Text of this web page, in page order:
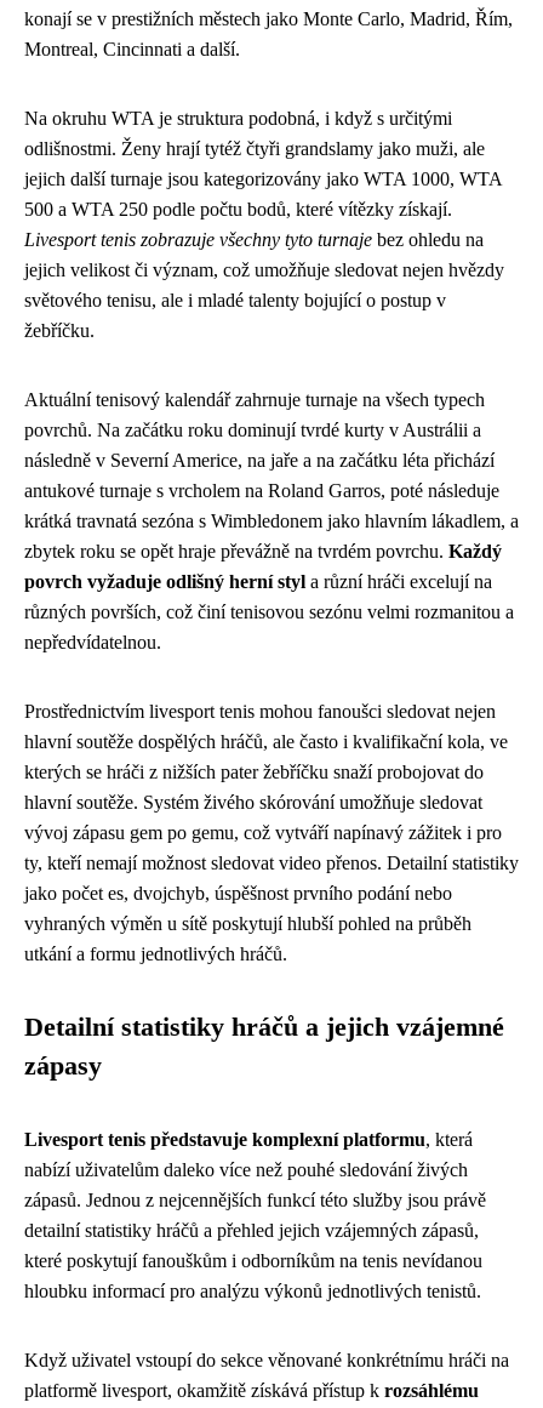
konají se v prestižních městech jako Monte Carlo, Madrid, Řím,
Montreal, Cincinnati a další.
Na okruhu WTA je struktura podobná, i když s určitými
odlišnostmi. Ženy hrají tytéž čtyři grandslamy jako muži, ale
jejich další turnaje jsou kategorizovány jako WTA 1000, WTA
500 a WTA 250 podle počtu bodů, které vítězky získají.
Livesport tenis zobrazuje všechny tyto turnaje bez ohledu na
jejich velikost či význam, což umožňuje sledovat nejen hvězdy
světového tenisu, ale i mladé talenty bojující o postup v
žebříčku.
Aktuální tenisový kalendář zahrnuje turnaje na všech typech
povrchů. Na začátku roku dominují tvrdé kurty v Austrálii a
následně v Severní Americe, na jaře a na začátku léta přichází
antukové turnaje s vrcholem na Roland Garros, poté následuje
krátká travnatá sezóna s Wimbledonem jako hlavním lákadlem, a
zbytek roku se opět hraje převážně na tvrdém povrchu. Každý
povrch vyžaduje odlišný herní styl a různí hráči excelují na
různých površích, což činí tenisovou sezónu velmi rozmanitou a
nepředvídatelnou.
Prostřednictvím livesport tenis mohou fanoušci sledovat nejen
hlavní soutěže dospělých hráčů, ale často i kvalifikační kola, ve
kterých se hráči z nižších pater žebříčku snaží probojovat do
hlavní soutěže. Systém živého skórování umožňuje sledovat
vývoj zápasu gem po gemu, což vytváří napínavý zážitek i pro
ty, kteří nemají možnost sledovat video přenos. Detailní statistiky
jako počet es, dvojchyb, úspěšnost prvního podání nebo
vyhraných výměn u sítě poskytují hlubší pohled na průběh
utkání a formu jednotlivých hráčů.
Detailní statistiky hráčů a jejich vzájemné
zápasy
Livesport tenis představuje komplexní platformu, která
nabízí uživatelům daleko více než pouhé sledování živých
zápasů. Jednou z nejcennějších funkcí této služby jsou právě
detailní statistiky hráčů a přehled jejich vzájemných zápasů,
které poskytují fanouškům i odborníkům na tenis nevídanou
hloubku informací pro analýzu výkonů jednotlivých tenistů.
Když uživatel vstoupí do sekce věnované konkrétnímu hráči na
platformě livesport, okamžitě získává přístup k rozsáhlému